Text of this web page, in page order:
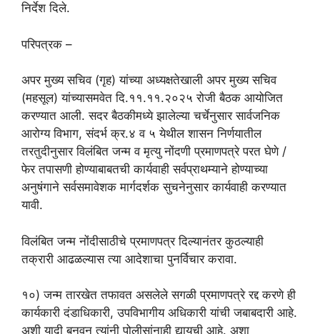
निर्देश दिले.
परिपत्रक –
अपर मुख्य सचिव (गृह) यांच्या अध्यक्षतेखाली अपर मुख्य सचिव
(महसूल) यांच्यासमवेत दि.११.११.२०२५ रोजी बैठक आयोजित
करण्यात आली. सदर बैठकीमध्ये झालेल्या चर्चेनुसार सार्वजनिक
आरोग्य विभाग, संदर्भ क्र.४ व ५ येथील शासन निर्णयातील
तरतुदीनुसार विलंबित जन्म व मृत्यु नोंदणी प्रमाणपत्रे परत घेणे /
फेर तपासणी होण्याबाबतची कार्यवाही सर्वप्राथम्याने होण्याच्या
अनुषंगाने सर्वसमावेशक मार्गदर्शक सुचनेनुसार कार्यवाही करण्यात
यावी.
विलंबित जन्म नोंदीसाठीचे प्रमाणपत्र दिल्यानंतर कुठल्याही
तक्रारी आढळल्यास त्या आदेशाचा पुनर्विचार करावा.
१०) जन्म तारखेत तफावत असलेले सगळी प्रमाणपत्रे रद्द करणे ही
कार्यकारी दंडाधिकारी, उपविभागीय अधिकारी यांची जबाबदारी आहे.
अशी यादी बनवून त्यांनी पोलीसांनाही द्यायची आहे. अशा